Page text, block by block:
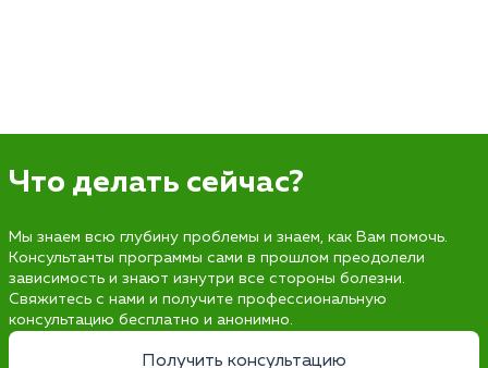
Что делать сейчас?
Мы знаем всю глубину проблемы и знаем, как Вам помочь.
Консультанты программы сами в прошлом преодолели
зависимость и знают изнутри все стороны болезни.
Свяжитесь с нами и получите профессиональную
консультацию бесплатно и анонимно.
Получить консультацию